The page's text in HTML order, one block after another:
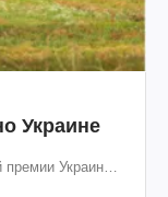
Украине
Украины